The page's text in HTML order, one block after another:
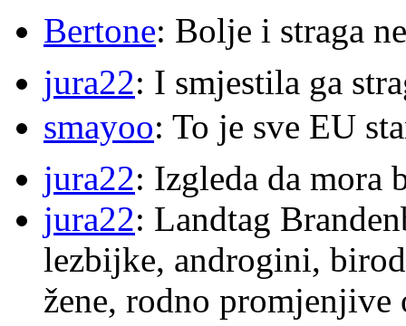
Bertone: Bolje i straga
jura22: I smjestila ga
smayoo: To je sve EU
jura22: Izgleda da mora
jura22: Landtag
lezbijke, androgini,
žene, rodno